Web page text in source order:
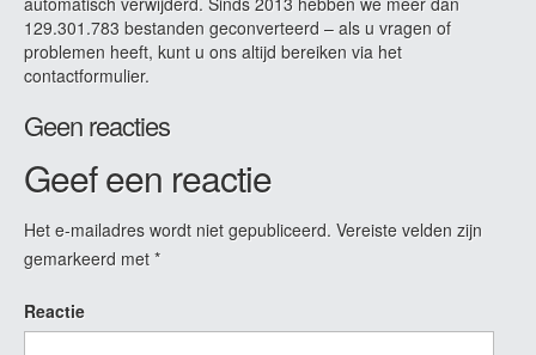
129.301.783 bestanden geconverteerd – als u vragen of
problemen heeft, kunt u ons altijd bereiken via het
contactformulier.
Geen reacties
Geef een reactie
Het e-mailadres wordt niet gepubliceerd. Vereiste velden zijn
gemarkeerd met *
Reactie